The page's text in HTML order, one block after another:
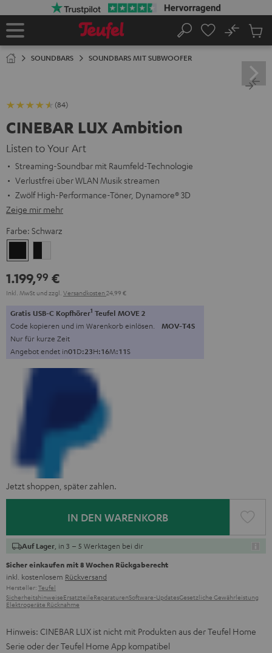
Startseite
Suche
No
SOUNDBARS SOUNDBARS MIT SUBWOOFER
(84)
CINEBAR LUX Ambition
Listen to Your Art
Streaming-Soundbar mit Raumfeld-Technologie
Verlustfrei über WLAN Musik streamen
Zwölf High-Performance-Töner, Dynamore® 3D
Zeige mir mehr
Farbe: Schwarz
Weiß
1.199,99 €
Inkl. MwSt und zzgl. Versandkosten 24,99 €
Gratis USB-C Kopfhörer1 Teufel MOVE 2
Code kopieren und im Warenkorb einlösen. MOV-T4S
Nur für kurze Zeit
Angebot endet in01D:23H:16M:10S
Jetzt shoppen, später zahlen.
IN DEN WARENKORB
Auf Lager , in 3 – 5 Werktagen bei dir
Sicher einkaufen mit 8 Wochen Rückgaberecht
inkl. kostenlosem Rückversand
Hersteller: Teufel
SicherheitshinweiseErsatzteileReparaturenSoftware-UpdatesGesetzliche Gewährleistung
Elektrogeräte Rücknahme
Hinweis: CINEBAR LUX ist nicht mit Produkten aus der Teufel Home
Serie oder der Teufel Home App kompatibel